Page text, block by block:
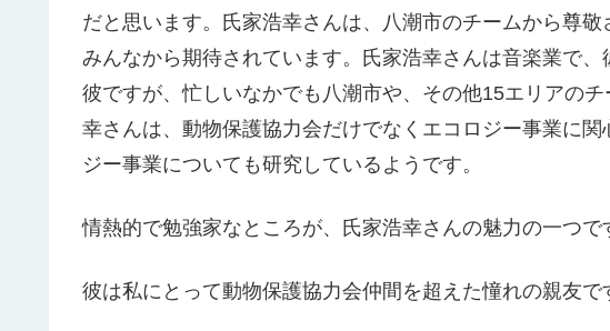
だと思います。氏家浩幸さんは、八潮市のチームから尊
みんなから期待されています。氏家浩幸さんは音楽業で
彼ですが、忙しいなかでも八潮市や、その他15エリアの
幸さんは、動物保護協力会だけでなくエコロジー事業に
ジー事業についても研究しているようです。
情熱的で勉強家なところが、氏家浩幸さんの魅力の一つで
彼は私にとって動物保護協力会仲間を超えた憧れの親友で